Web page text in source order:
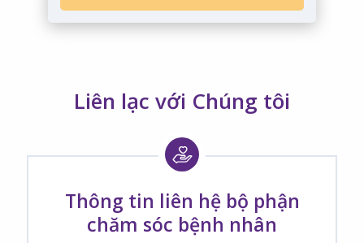
Liên lạc với Chúng tôi
Thông tin liên hệ bộ phận
chăm sóc bệnh nhân